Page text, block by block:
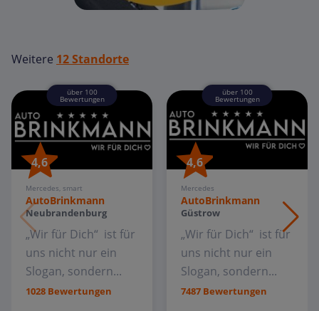
Weitere 12 Standorte
über 100
Bewertungen
4,6
Mercedes, smart
AutoBrinkmann
Neubrandenburg
„Wir für Dich“ ist für
uns nicht nur ein
Slogan, sondern...
1028 Bewertungen
über 100
Bewertungen
4,6
Mercedes
AutoBrinkmann
Güstrow
„Wir für Dich“ ist für
uns nicht nur ein
Slogan, sondern...
7487 Bewertungen